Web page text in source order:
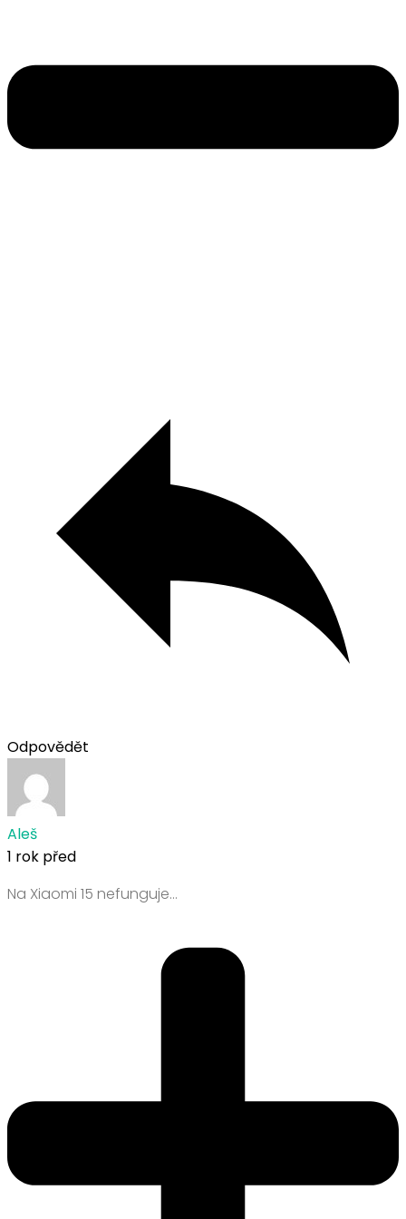
Odpovědět
Aleš
1 rok před
Na Xiaomi 15 nefunguje…